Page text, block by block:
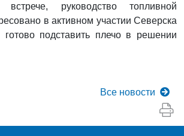
руководство топливной
в активном участии Северска
готово подставить плечо в решении
Все новости